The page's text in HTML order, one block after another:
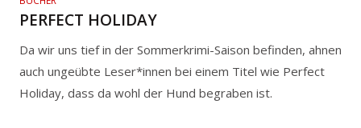
PERFECT HOLIDAY
Da wir uns tief in der Sommerkrimi-Saison befinden, ahnen
auch ungeübte Leser*innen bei einem Titel wie Perfect
Holiday, dass da wohl der Hund begraben ist.